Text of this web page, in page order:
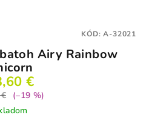
Airy Rainbow
€
(–19 %)
KÓD:A-32021